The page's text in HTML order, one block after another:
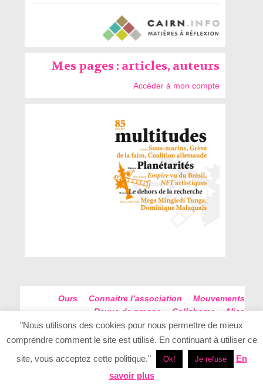
Mes pages : articles, auteurs
Accéder à mon compte
Ours Connaitre l’association
Mouvements
Revue de presse
Collaborer
Alice
Futur Antérieur
Plan du site
Conception - Realisation Elan Creatif
"Nous utilisons des cookies pour nous permettre de mieux
comprendre comment le site est utilisé. En continuant à utiliser ce
site, vous acceptez cette politique."
Ok! Je refuse
En
savoir plus